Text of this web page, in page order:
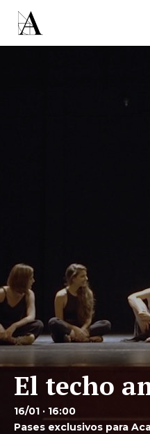
El techo
16/01 · 16:00
Pases exclusivos para
ÚNETE A LA